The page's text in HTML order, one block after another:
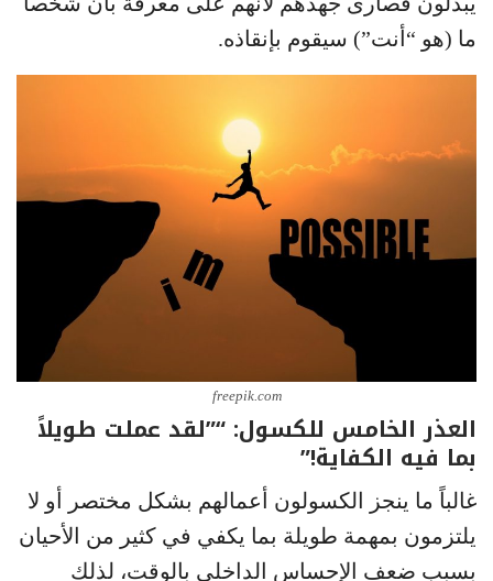
ما (هو “أنت”) سيقوم بإنقاذه.
freepik.com
العذر الخامس للكسول: “”لقد عملت طويلاً
بما فيه الكفاية!”
غالباً ما ينجز الكسولون أعمالهم بشكل مختصر أو لا
يلتزمون بمهمة طويلة بما يكفي في كثير من الأحيان
بسبب ضعف الإحساس الداخلي بالوقت، لذلك